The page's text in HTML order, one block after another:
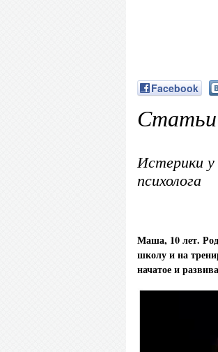
Facebook
Истерики у
психолога
Маша, 10 лет.
школу и на
начатое и